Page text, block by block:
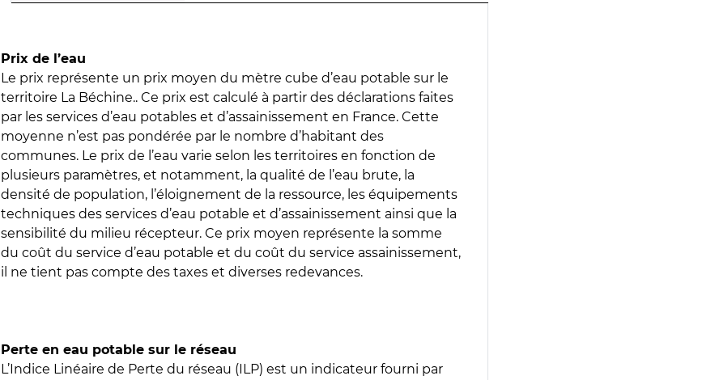
Prix de l’eau
Le prix représente un prix moyen du mètre cube d’eau potable sur le
territoire La Béchine.. Ce prix est calculé à partir des déclarations faites
par les services d’eau potables et d’assainissement en France. Cette
moyenne n’est pas pondérée par le nombre d’habitant des
communes. Le prix de l’eau varie selon les territoires en fonction de
plusieurs paramètres, et notamment, la qualité de l’eau brute, la
densité de population, l’éloignement de la ressource, les équipements
techniques des services d’eau potable et d’assainissement ainsi que la
sensibilité du milieu récepteur. Ce prix moyen représente la somme
du coût du service d’eau potable et du coût du service assainissement,
il ne tient pas compte des taxes et diverses redevances.
Perte en eau potable sur le réseau
L’Indice Linéaire de Perte du réseau (ILP) est un indicateur fourni par